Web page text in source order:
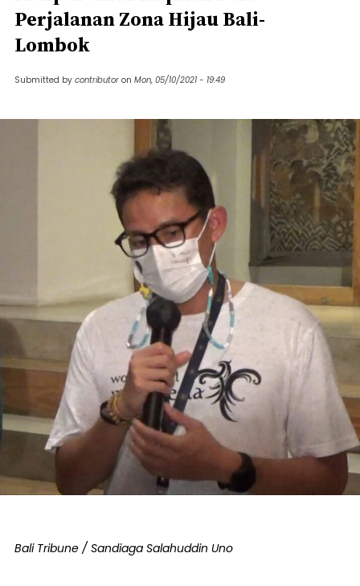
Perjalanan Zona Hijau Bali-
Lombok
Submitted by contributor on Mon, 05/10/2021 - 19:49
Bali Tribune / Sandiaga Salahuddin Uno